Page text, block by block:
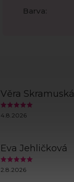
Barva:
Věra Skramuská
4.8.2026
Eva Jehličková
2.8.2026